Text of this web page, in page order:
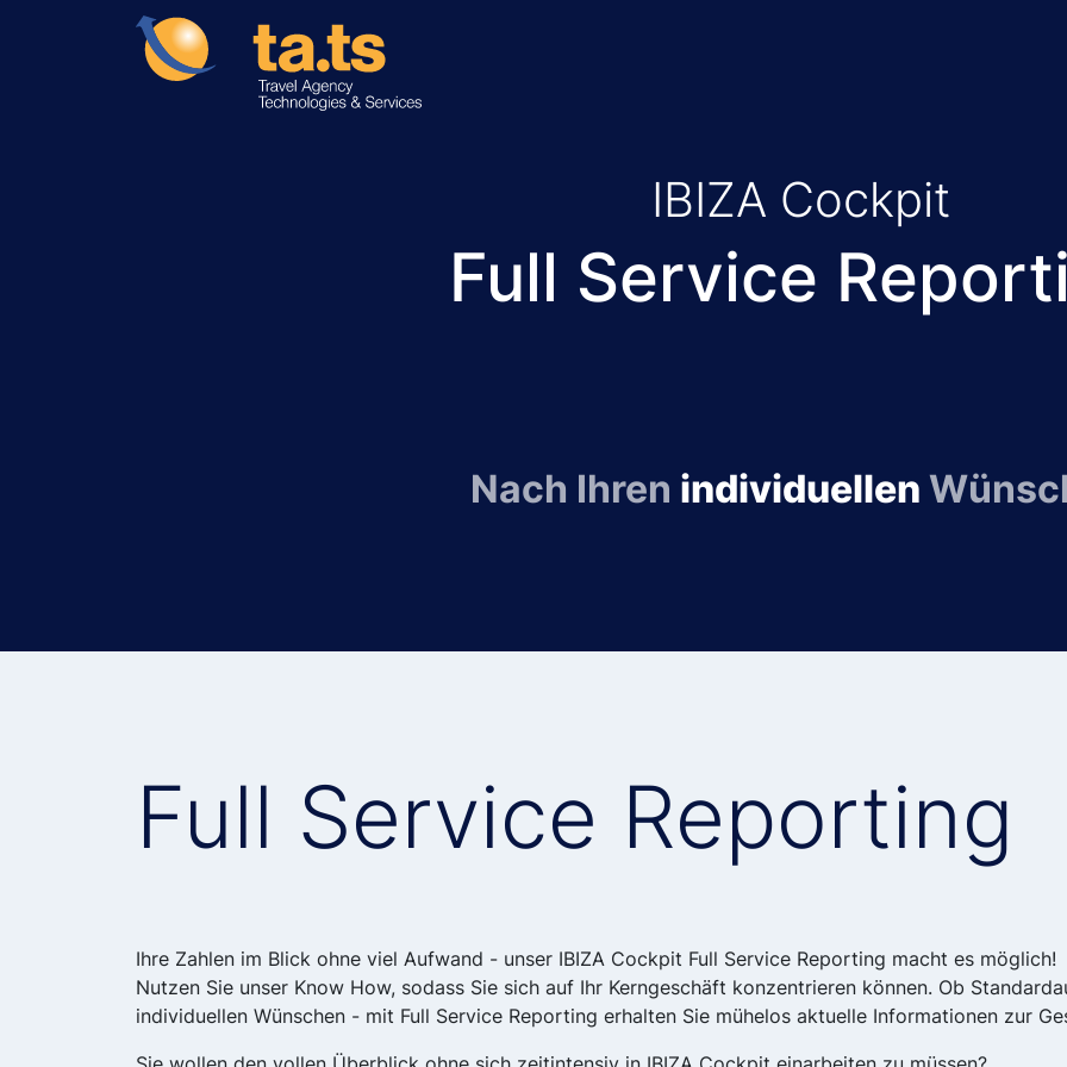
IBIZA Cockpit
Full Service
Nach Ihren individuellen
Full Service Reporting
Ihre Zahlen im Blick ohne viel Aufwand - unser IBIZA Cockpit Full Service Reporting macht es möglich!
Nutzen Sie unser Know How, sodass Sie sich auf Ihr Kerngeschäft konzentrieren können. Ob
individuellen Wünschen - mit Full Service Reporting erhalten Sie mühelos aktuelle Informationen zur